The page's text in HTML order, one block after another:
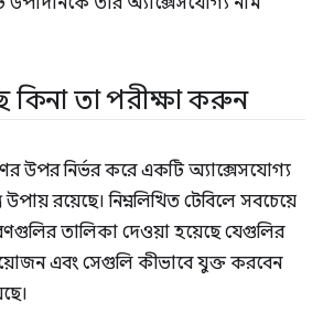
কিনা তা পরীক্ষা করুন
উপর নির্ভর করে একটি অ্যাক্সেসযোগ্য
রয়েছে। নিম্নলিখিত টেবিলে সবচেয়ে
তালিকা দেওয়া হয়েছে যেগুলির
এবং সেগুলি কীভাবে যুক্ত করবেন